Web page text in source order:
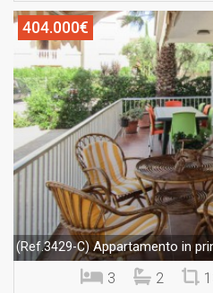
404.000€
(Ref.3429-C)Appartamento in
3 2